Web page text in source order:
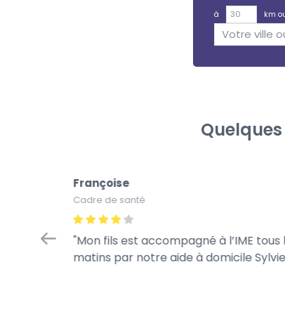
à
km
Françoise
Cadre de santé
Mon fils est accompagné à l’IME tous
matins par notre aide à domicile